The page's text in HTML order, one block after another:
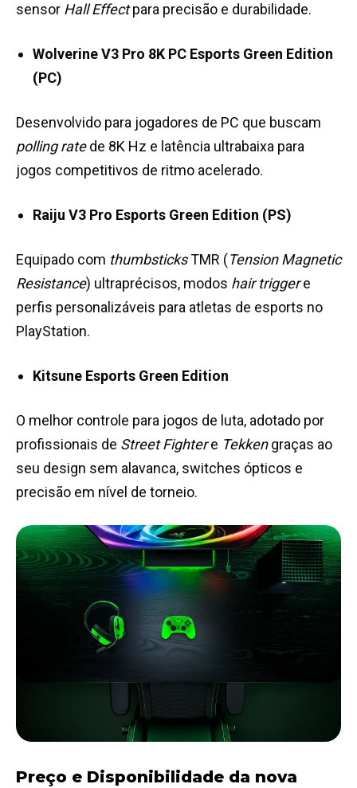
sensor Hall Effectpara precisão e durabilidade.
Wolverine V3 Pro 8K PC Esports Green Edition
(PC)
Desenvolvido para jogadores de PC que buscam
polling ratede 8K Hz e latência ultrabaixa para
jogos competitivos de ritmo acelerado.
Raiju V3 Pro Esports Green Edition (PS)
Equipado com thumbsticksTMR (Tension Magnetic
Resistance) ultraprécisos, modos hair triggere
perfis personalizáveis para atletas de esports no
PlayStation.
Kitsune Esports Green Edition
O melhor controle para jogos de luta, adotado por
profissionais de Street Fightere Tekkengraças ao
seu design sem alavanca, switches ópticos e
precisão em nível de torneio.
Preço e Disponibilidade da nova